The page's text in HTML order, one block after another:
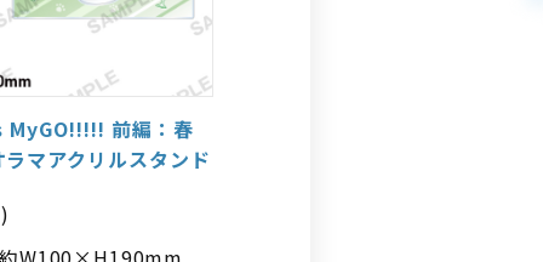
前編：春
マアクリルスタンド